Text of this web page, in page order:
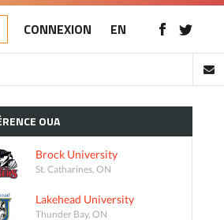
CONNEXION EN
OUA
Brock University
St. Catharines, ON
Lakehead University
Thunder Bay, ON